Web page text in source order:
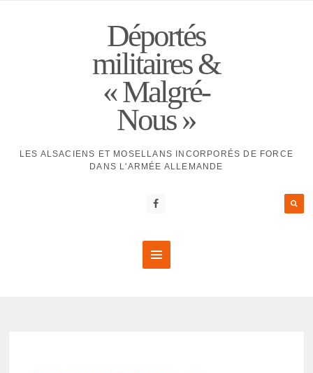
Déportés
militaires &
« Malgré-
Nous »
LES ALSACIENS ET MOSELLANS INCORPORÉS DE FORCE
DANS L'ARMÉE ALLEMANDE